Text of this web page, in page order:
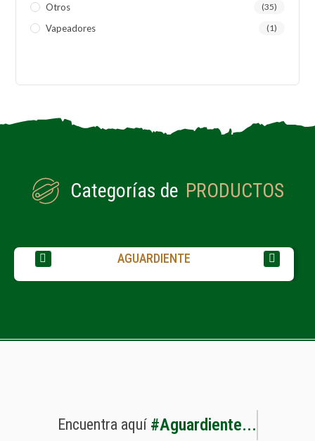
Otros (35)
Vapeadores (1)
Categorías de PRODUCTOS
AGUARDIENTE
Encuentra aquí #Aguardiente...